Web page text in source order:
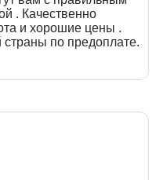
. Качественно
и хорошие цены .
страны по предоплате.